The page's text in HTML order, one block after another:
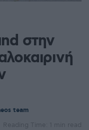
στην
team
Reading Time: 1 min read